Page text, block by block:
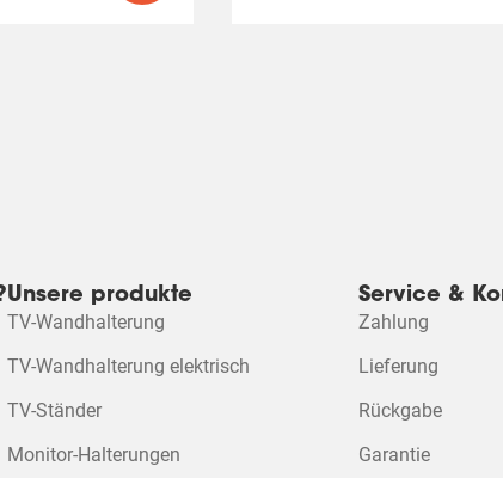
Unsere produkte
TV-Wandhalterung
TV-Wandhalterung elektrisch
TV-Ständer
Monitor-Halterungen
Service &
Zahlung
Lieferung
Rückgabe
Garantie